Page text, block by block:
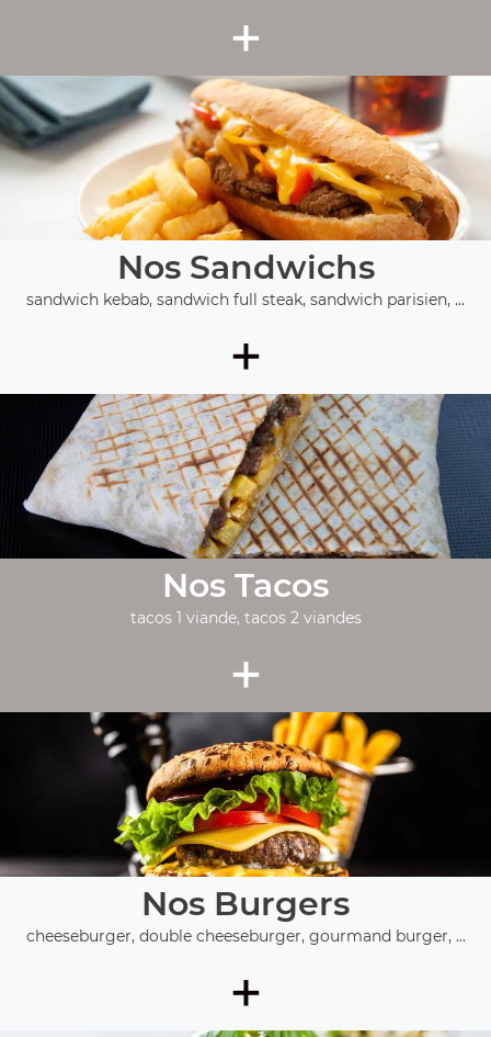
+
Nos Sandwichs
sandwich kebab, sandwich full steak, sandwich parisien, ...
+
Nos Tacos
tacos 1 viande, tacos 2 viandes
+
Nos Burgers
cheeseburger, double cheeseburger, gourmand burger, ...
+